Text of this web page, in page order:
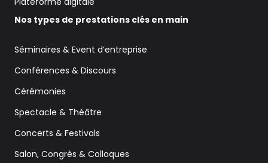
Nos types de prestations clés en main
Séminaires & Event d’entreprise
Conférences & Discours
Cérémonies
Spectacle & Théâtre
Concerts & Festivals
Salon, Congrès & Colloques